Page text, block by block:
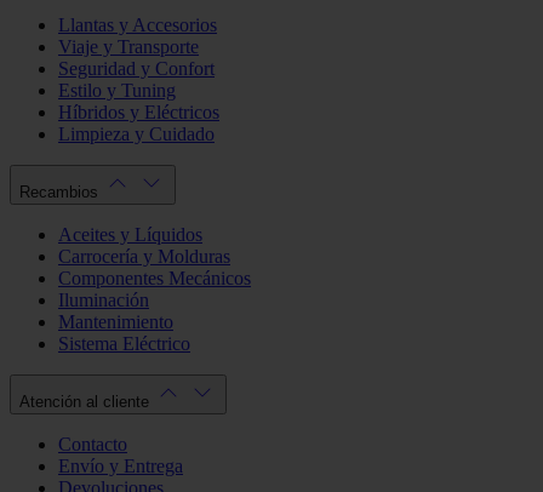
Llantas y Accesorios
Viaje y Transporte
Seguridad y Confort
Estilo y Tuning
Híbridos y Eléctricos
Limpieza y Cuidado
Recambios
Aceites y Líquidos
Carrocería y Molduras
Componentes Mecánicos
Iluminación
Mantenimiento
Sistema Eléctrico
Atención al cliente
Contacto
Envío y Entrega